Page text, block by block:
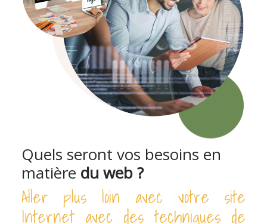
Quels seront vos besoins en
matière du web ?
Aller plus loin avec votre site
Internet avec des techniques de